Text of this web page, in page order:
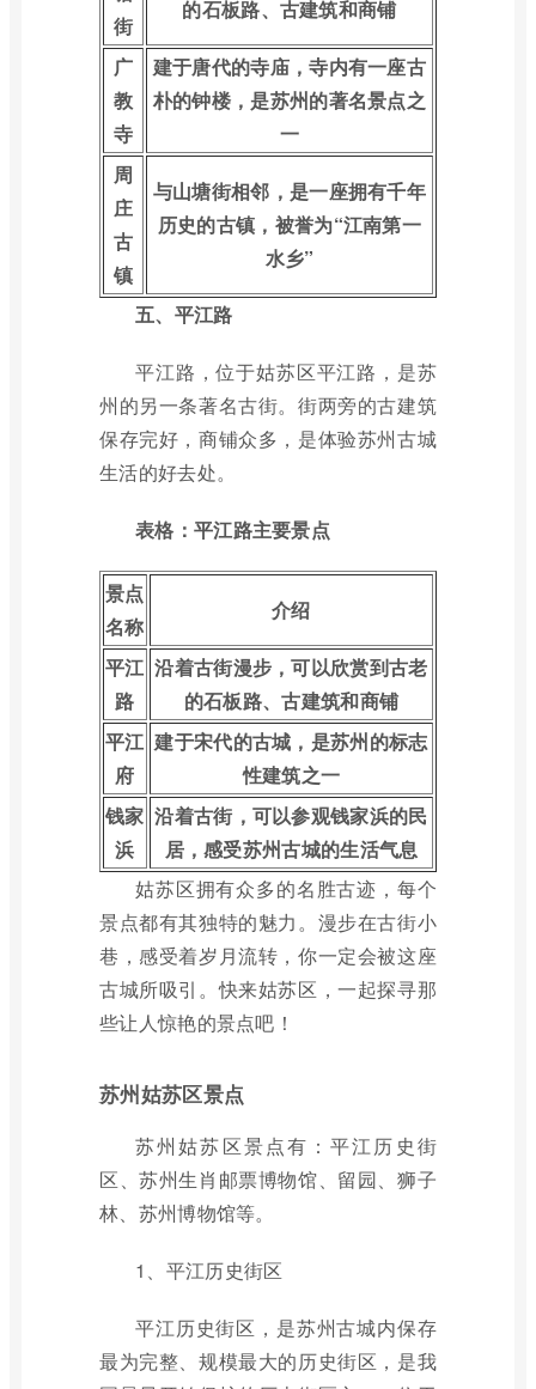
街
的石板路、古建筑和商铺
广
教
寺
建于唐代的寺庙，寺内有一座古
朴的钟楼，是苏州的著名景点之
一
周
庄
古
镇
与山塘街相邻，是一座拥有千年
历史的古镇，被誉为“江南第一
水乡”
五、平江路
平江路，位于姑苏区平江路，是苏
州的另一条著名古街。街两旁的古建筑
保存完好，商铺众多，是体验苏州古城
生活的好去处。
表格：平江路主要景点
景点
名称
介绍
平江
路
沿着古街漫步，可以欣赏到古老
的石板路、古建筑和商铺
平江
府
建于宋代的古城，是苏州的标志
性建筑之一
钱家
浜
沿着古街，可以参观钱家浜的民
居，感受苏州古城的生活气息
姑苏区拥有众多的名胜古迹，每个
景点都有其独特的魅力。漫步在古街小
巷，感受着岁月流转，你一定会被这座
古城所吸引。快来姑苏区，一起探寻那
些让人惊艳的景点吧！
苏州姑苏区景点
苏州姑苏区景点有：平江历史街
区、苏州生肖邮票博物馆、留园、狮子
林、苏州博物馆等。
1、平江历史街区
平江历史街区，是苏州古城内保存
最为完整、规模最大的历史街区，是我